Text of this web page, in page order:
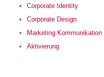
Corporate Identity
Corporate Design
Marketing Kommunikation
Aktivierung